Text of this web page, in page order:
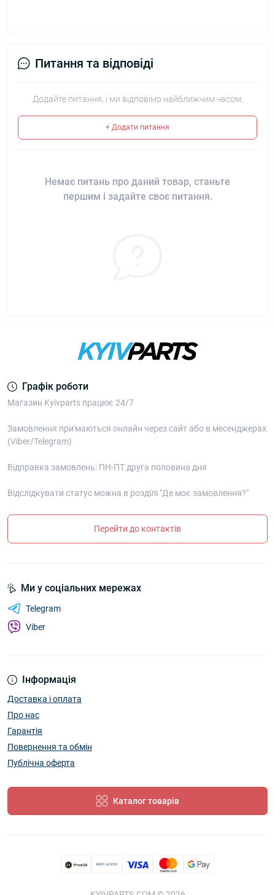
Питання та відповіді
Додайте питання, і ми відповімо найближчим часом.
+ Додати питання
Немає питань про даний товар, станьте
першим і задайте своє питання.
Графік роботи
Магазин Kyivparts працює 24/7
Замовлення при'маються онлайн через сайт або в месенджерах
(Viber/Telegram)
Відправка замовлень: ПН-ПТ друга половина дня
Відслідкувати статус можна в розділі "Де моє замовлення?"
Перейти до контактів
Інформація
Доставка і оплата
Про нас
Гарантія
Повернення та обмін
Публічна оферта
Каталог товарів
Ми у соціальних мережах
Telegram
Viber